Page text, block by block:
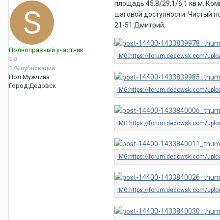
Полноправный участник
0
179 публикаций
Пол:Мужчина
Город:Дедовск
площадь 45,8/29,1/6,1 кв.м.
шаговой доступности. Чистый
21-51 Дмитрий.